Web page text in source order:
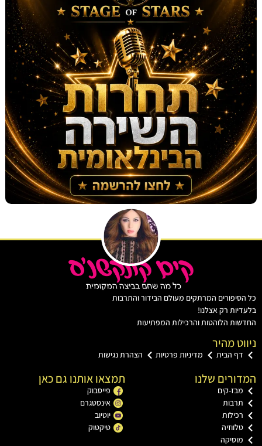
המרתקים מעולם הבידור והתרבות
רק אצלנו!
הלוהטות והרכילות המפתיעות
מהיר
הבית מדיניות פרטיות הצהרת נגישות
שלנו
קים
תמצאו אותנו גם כאן
פייסבוק
אינסטגרם
יוטיוב
טיקטוק